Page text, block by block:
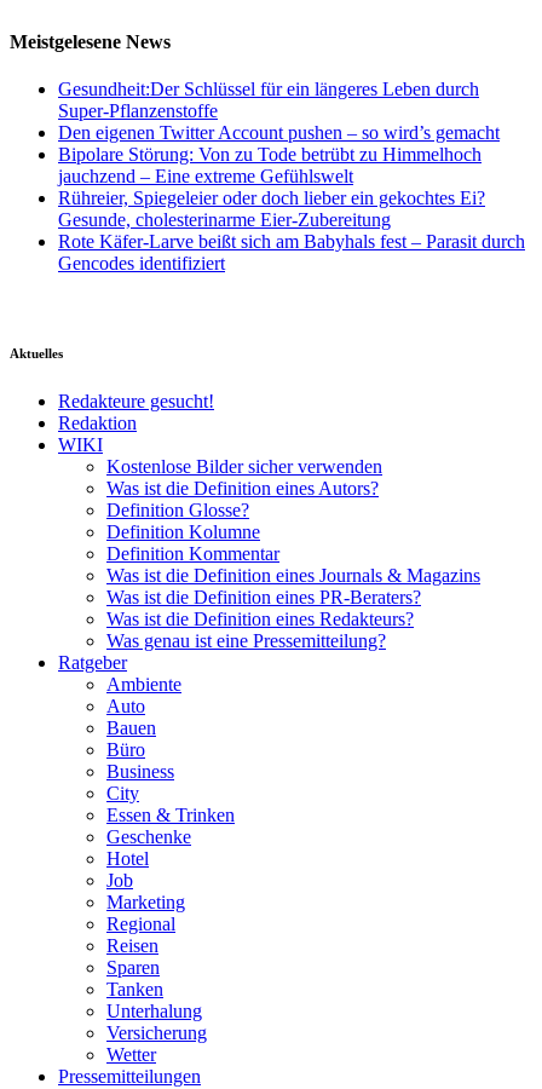
Meistgelesene News
Gesundheit:Der Schlüssel für ein längeres Leben durch
Super-Pflanzenstoffe
Den eigenen Twitter Account pushen – so wird’s gemacht
Bipolare Störung: Von zu Tode betrübt zu Himmelhoch
jauchzend – Eine extreme Gefühlswelt
Rühreier, Spiegeleier oder doch lieber ein gekochtes Ei?
Gesunde, cholesterinarme Eier-Zubereitung
Rote Käfer-Larve beißt sich am Babyhals fest – Parasit durch
Gencodes identifiziert
Aktuelles
Redakteure gesucht!
Redaktion
WIKI
Kostenlose Bilder sicher verwenden
Was ist die Definition eines Autors?
Definition Glosse?
Definition Kolumne
Definition Kommentar
Was ist die Definition eines Journals & Magazins
Was ist die Definition eines PR-Beraters?
Was ist die Definition eines Redakteurs?
Was genau ist eine Pressemitteilung?
Ratgeber
Ambiente
Auto
Bauen
Büro
Business
City
Essen & Trinken
Geschenke
Hotel
Job
Marketing
Regional
Reisen
Sparen
Tanken
Unterhalung
Versicherung
Wetter
Pressemitteilungen